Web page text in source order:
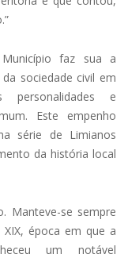
faz sua a
sociedade civil em
personalidades e
Este empenho
série de Limianos
da história local
Manteve-se sempre
época em que a
um notável